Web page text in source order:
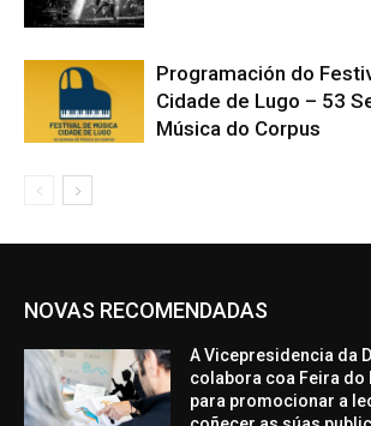
Programación do
Cidade de Lugo – 53
Música do Corpus
NOVAS RECOMENDADAS
A Vicepresidencia da
colabora coa Feira do
para promocionar a